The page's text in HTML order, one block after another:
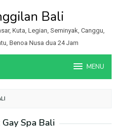
Bali
Kuta, Legian, Seminyak, Canggu,
Benoa Nusa dua 24 Jam
MENU
Gay Spa Bali